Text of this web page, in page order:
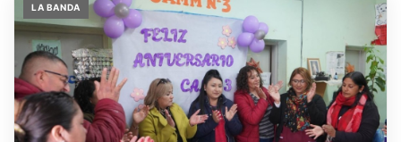
LA BANDA